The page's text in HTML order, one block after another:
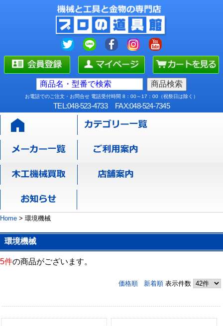
お電話でのご注文・お問合せ 電話受付時間 8：00～17：00（祝祭日は除く）
TEL:048-523-4733 FAX:048-524-7345
Home > 環境機械
環境機械
5件の商品がございます。
価格順 新着順表示件数